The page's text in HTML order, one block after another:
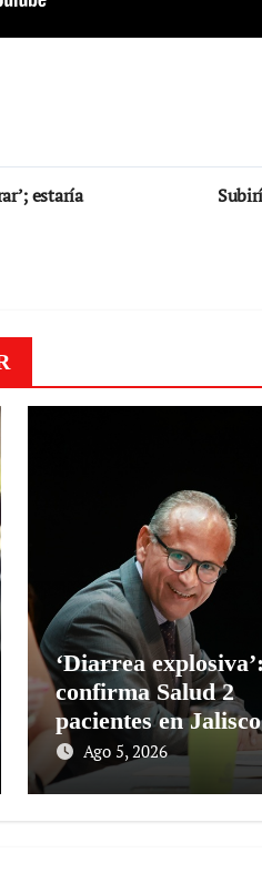
estaría
‘Diarrea explosiva’:
confirma Salud 2
pacientes en Jalisco
Ago 5, 2026